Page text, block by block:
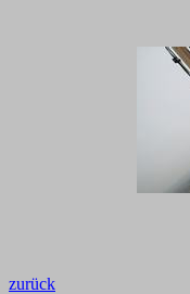
zurück